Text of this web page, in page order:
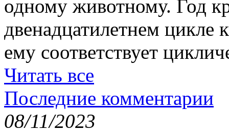
одному животному. Год
двенадцатилетнем цикле
ему соответствует
Читать все
Последние комментарии
08/11/2023